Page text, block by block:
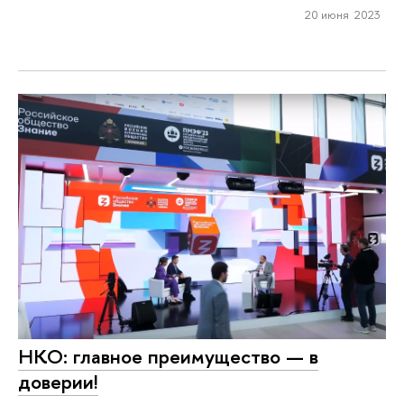
20 июня 2023
НКО: главное преимущество — в
доверии!